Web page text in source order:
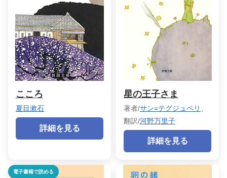
こころ
夏目漱石
詳細を見る
星の王子さま
著者/サン=テグジュペリ
翻訳/河野万里子
詳細を見る
電子書籍で読める